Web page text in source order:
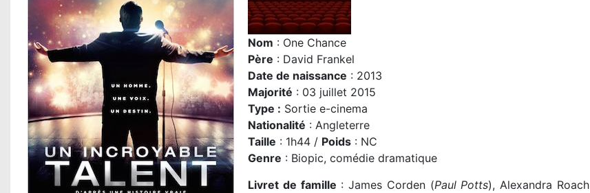
Nom : One Chance
Père : David Frankel
Date de naissance : 2013
Majorité : 03 juillet 2015
Type : Sortie e-cinema
Nationalité : Angleterre
Taille : 1h44 / Poids : NC
Genre : Biopic, comédie dramatique
Livret de famille : James Corden (Paul Potts), Alexandra Roach